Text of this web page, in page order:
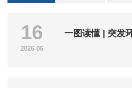
16
2026-06
一图读懂 | 突发